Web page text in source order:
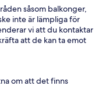
såsom balkonger,
inte är lämpliga för
vi att du kontaktar
att de kan ta emot
om att det finns